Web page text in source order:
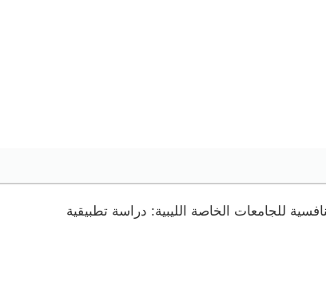
للجامعات الخاصة الليبية: دراسة تطبيقية